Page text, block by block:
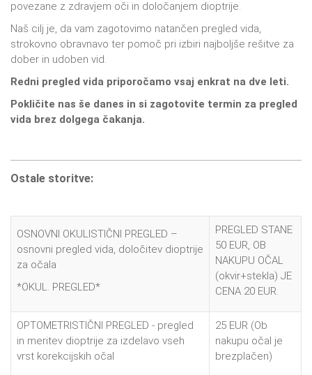
povezane z zdravjem oči in določanjem dioptrije.
Naš cilj je, da vam zagotovimo natančen pregled vida,
strokovno obravnavo ter pomoč pri izbiri najboljše rešitve za
dober in udoben vid.
Redni pregled vida priporočamo vsaj enkrat na dve leti.
Pokličite nas še danes in si zagotovite termin za pregled
vida brez dolgega čakanja.
Ostale storitve:
OSNOVNI OKULISTIČNI PREGLED –
osnovni pregled vida, določitev dioptrije
za očala
*OKUL. PREGLED*
PREGLED STANE
50 EUR, OB
NAKUPU OČAL
(okvir+stekla) JE
CENA 20 EUR.
OPTOMETRISTIČNI PREGLED - pregled
in meritev dioptrije za izdelavo vseh
vrst korekcijskih očal
25 EUR (Ob
nakupu očal je
brezplačen)